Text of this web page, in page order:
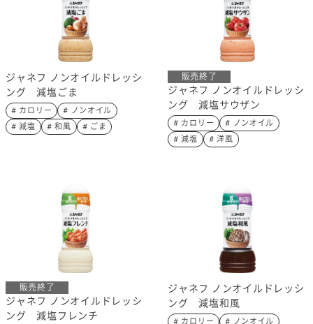
ジャネフ ノンオイルドレッシ
ング 減塩ごま
# カロリー
# ノンオイル
# 減塩
# 和風 # ごま
販売終了
ジャネフ ノンオイルドレッシ
ング 減塩サウザン
# カロリー
# ノンオイル
# 減塩
# 洋風
販売終了
ジャネフ ノンオイルドレッシ
ング 減塩フレンチ
ジャネフ ノンオイルドレッシ
ング 減塩和風
# カロリー # ノンオイル